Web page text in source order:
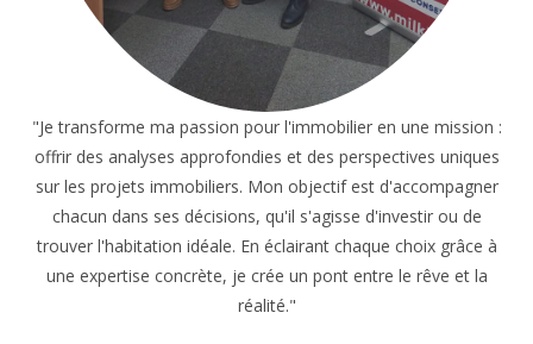
"Je transforme ma passion pour l'immobilier en une mission :
offrir des analyses approfondies et des perspectives uniques
sur les projets immobiliers. Mon objectif est d'accompagner
chacun dans ses décisions, qu'il s'agisse d'investir ou de
trouver l'habitation idéale. En éclairant chaque choix grâce à
une expertise concrète, je crée un pont entre le rêve et la
réalité."